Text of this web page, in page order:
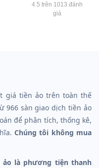
4.5 trên 1013 đánh
giá
giá tiền ảo trên toàn thế
966 sàn giao dịch tiền ảo
để phân tích, thống kê,
Chúng tôi không mua
ảo là phương tiện thanh